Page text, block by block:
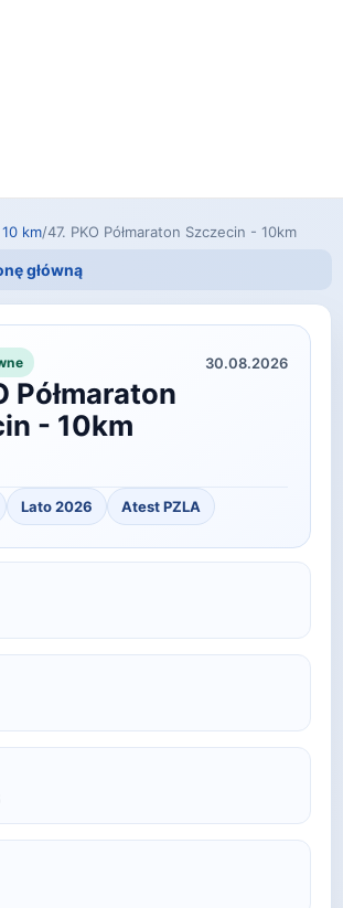
km/47. PKO Półmaraton Szczecin - 10km
główną
30.08.2026
Półmaraton
- 10km
Lato 2026 Atest PZLA